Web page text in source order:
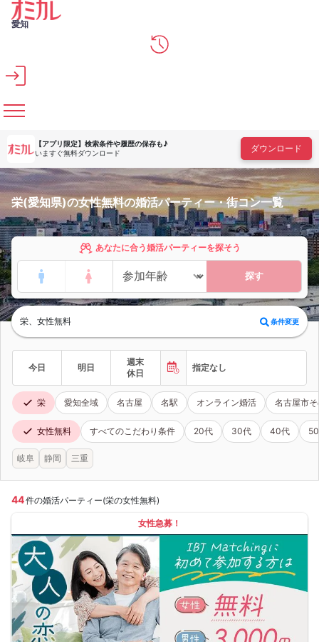
メインコンテンツへスキップ
愛知
【アプリ限定】 検索条件や履歴の保存も♪
いますぐ無料ダウンロード
ダウンロード
栄(愛知県)の女性無料の婚活パーティー・街コン一覧
あなたに合う婚活パーティーを探そう
探す
栄、女性無料 条件変更
今日 明日
週末
休日
指定なし
栄 愛知全域 名古屋 名駅 オンライン婚活 名古屋市
女性無料 すべてのこだわり条件 20代 30代 40代
岐阜 静岡 三重
44件の婚活パーティー(栄の女性無料)
女性急募！